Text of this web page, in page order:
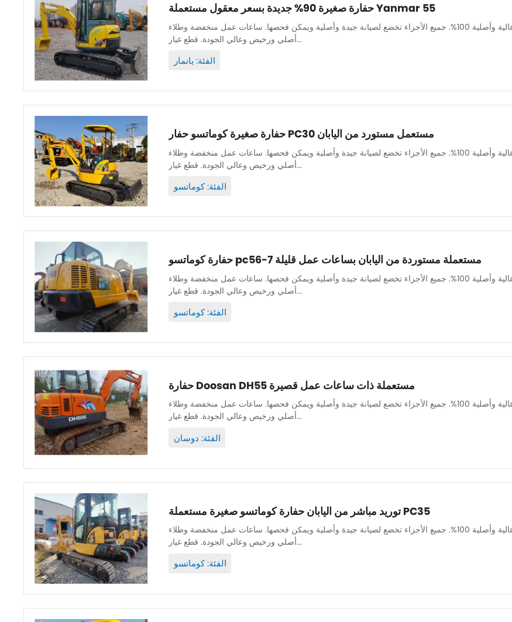
حفارة صغيرة 90% جديدة بسعر معقول مستعملة Yanmar 55
لدينا فريق ميكانيكي قوي لضمان صيانة جميع الآلات بشكل جيد وجودة عالية وأصلية 100%. جميع الأجزاء تخضع لصيانة جيدة وأصلية ويمكن فحصها. ساعات عمل منخفضة وطلاء
أصلي ورخيص وعالي الجودة. قطع غيار...
الفئة: يانمار
حفارة صغيرة كوماتسو حفار PC30 مستعمل مستورد من اليابان
لدينا فريق ميكانيكي قوي لضمان صيانة جميع الآلات بشكل جيد وجودة عالية وأصلية 100%. جميع الأجزاء تخضع لصيانة جيدة وأصلية ويمكن فحصها. ساعات عمل منخفضة وطلاء
أصلي ورخيص وعالي الجودة. قطع غيار...
الفئة: كوماتسو
حفارة كوماتسو pc56-7 مستعملة مستوردة من اليابان بساعات عمل قليلة
لدينا فريق ميكانيكي قوي لضمان صيانة جميع الآلات بشكل جيد وجودة عالية وأصلية 100%. جميع الأجزاء تخضع لصيانة جيدة وأصلية ويمكن فحصها. ساعات عمل منخفضة وطلاء
أصلي ورخيص وعالي الجودة. قطع غيار...
الفئة: كوماتسو
حفارة Doosan DH55 مستعملة ذات ساعات عمل قصيرة
لدينا فريق ميكانيكي قوي لضمان صيانة جميع الآلات بشكل جيد وجودة عالية وأصلية 100%. جميع الأجزاء تخضع لصيانة جيدة وأصلية ويمكن فحصها. ساعات عمل منخفضة وطلاء
أصلي ورخيص وعالي الجودة. قطع غيار...
الفئة: دوسان
توريد مباشر من اليابان حفارة كوماتسو صغيرة مستعملة PC35
لدينا فريق ميكانيكي قوي لضمان صيانة جميع الآلات بشكل جيد وجودة عالية وأصلية 100%. جميع الأجزاء تخضع لصيانة جيدة وأصلية ويمكن فحصها. ساعات عمل منخفضة وطلاء
أصلي ورخيص وعالي الجودة. قطع غيار...
الفئة: كوماتسو